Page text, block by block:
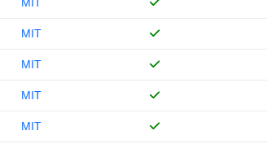
MIT
MIT
MIT
MIT